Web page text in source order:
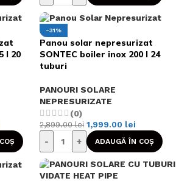
l 20
-31%
Panou solar nepresurizat
SONTEC boiler inox 200 l 24
tuburi
PANOURI SOLARE
NEPRESURIZATE
(0)
2,899.00lei 1,999.00 lei
- + ADAUGĂ ÎN COȘ